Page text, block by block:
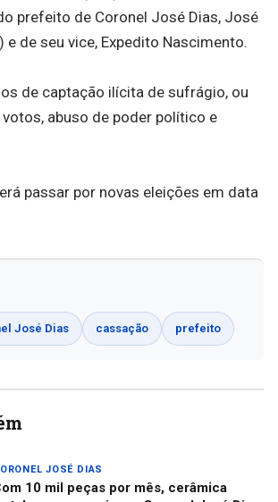
prefeito de Coronel José Dias, José
e de seu vice, Expedito Nascimento.
de captação ilícita de sufrágio, ou
abuso de poder político e
passar por novas eleições em data
José Dias cassação prefeito
JOSÉ DIAS
10 mil peças por mês, cerâmica